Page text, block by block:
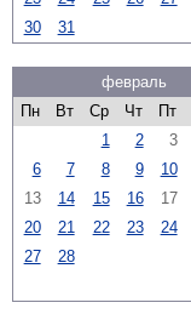
30
31
февраль
Пн
Вт Ср Чт Пт
1
2 3
6
7 8 9 10
13
14 15 16 17
20
21 22 23 24
27
28